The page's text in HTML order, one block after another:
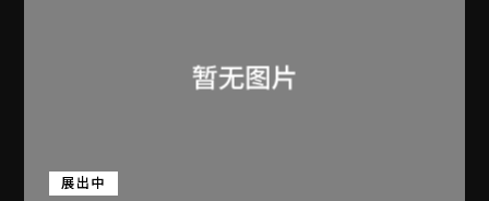
展出中